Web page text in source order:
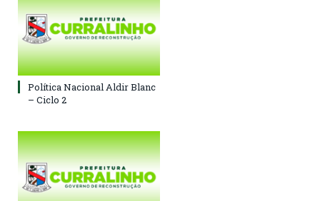
Política Nacional Aldir Blanc
– Ciclo 2